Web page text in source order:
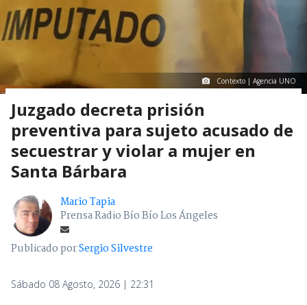
Contexto | Agencia UNO
Juzgado decreta prisión
preventiva para sujeto acusado de
secuestrar y violar a mujer en
Santa Bárbara
Mario Tapia
Prensa Radio Bío Bío Los Ángeles
Publicado porSergio Silvestre
Sábado 08 Agosto, 2026 | 22:31